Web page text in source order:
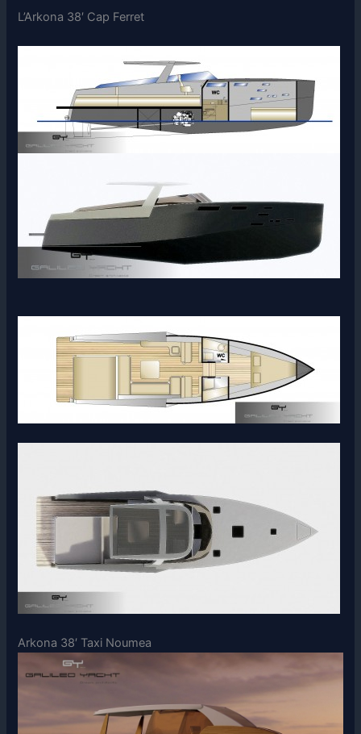
L’Arkona 38′ Cap Ferret
Arkona 38′ Taxi Noumea